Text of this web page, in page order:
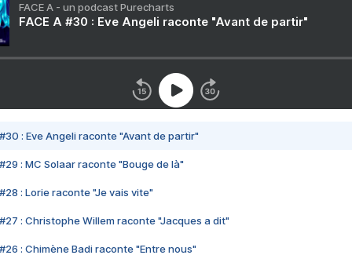
FACE A - un podcast Purecharts
FACE A #30 : Eve Angeli raconte "Avant de partir"
#30 : Eve Angeli raconte "Avant de partir"
#29 : MC Solaar raconte "Bouge de là"
#28 : Lorie raconte "Je vais vite"
#27 : Christophe Willem raconte "Jacques a dit"
#26 : Chimène Badi raconte "Entre nous"